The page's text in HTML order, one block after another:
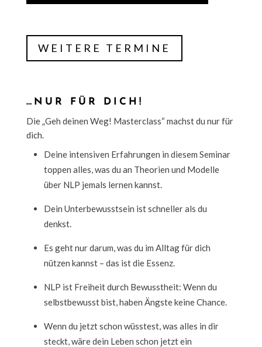
WEITERE TERMINE
…NUR FÜR DICH!
Die „Geh deinen Weg! Masterclass“ machst du nur für
dich.
Deine intensiven Erfahrungen in diesem Seminar
toppen alles, was du an Theorien und Modelle
über NLP jemals lernen kannst.
Dein Unterbewusstsein ist schneller als du
denkst.
Es geht nur darum, was du im Alltag für dich
nützen kannst – das ist die Essenz.
NLP ist Freiheit durch Bewusstheit: Wenn du
selbstbewusst bist, haben Ängste keine Chance.
Wenn du jetzt schon wüsstest, was alles in dir
steckt, wäre dein Leben schon jetzt ein